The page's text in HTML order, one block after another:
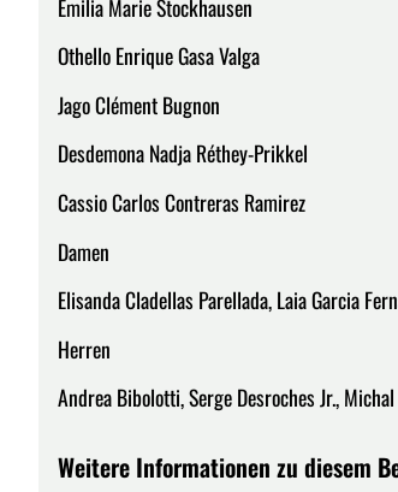
Emilia Marie Stockhausen
Othello Enrique Gasa Valga
Jago Clément Bugnon
Desdemona Nadja Réthey-Prikkel
Cassio Carlos Contreras Ramirez
Damen
Elisanda Cladellas Parellada, Laia Garcia
Herren
Andrea Bibolotti, Serge Desroches Jr.,
Weitere Informationen zu diesem